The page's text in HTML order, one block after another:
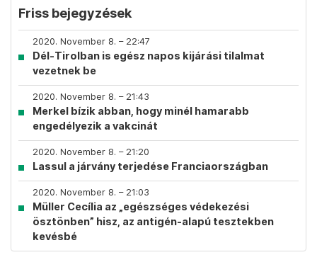
Friss bejegyzések
2020. November 8. – 22:47
Dél-Tirolban is egész napos kijárási tilalmat
vezetnek be
2020. November 8. – 21:43
Merkel bízik abban, hogy minél hamarabb
engedélyezik a vakcinát
2020. November 8. – 21:20
Lassul a járvány terjedése Franciaországban
2020. November 8. – 21:03
Müller Cecília az „egészséges védekezési
ösztönben” hisz, az antigén-alapú tesztekben
kevésbé